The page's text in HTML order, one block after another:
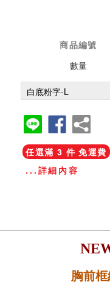
商品編號
數量
任選滿 3 件 免運費
...詳細內容